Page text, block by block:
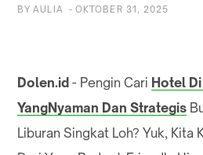
BY AULIA - OKTOBER 31, 2025
Dolen.id - Pengin Cari Hotel
YangNyaman Dan Strategis
Liburan Singkat Loh? Yuk,